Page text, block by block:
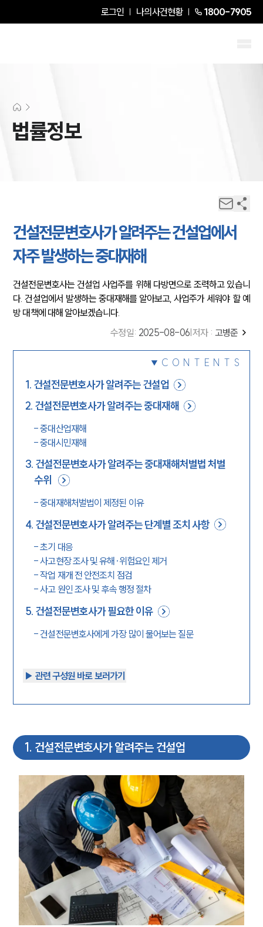
로그인 나의사건현황 1800-7905
법률정보
건설전문변호사가 알려주는 건설업에서
자주 발생하는 중대재해
건설전문변호사는 건설업 사업주를 위해 다방면으로 조력하고 있습니
다. 건설업에서 발생하는 중대재해를 알아보고, 사업주가 세워야 할 예
방 대책에 대해 알아보겠습니다.
수정일: 2025-08-06 저자 : 고병준
CONTENTS
1. 건설전문변호사가 알려주는 건설업
2. 건설전문변호사가 알려주는 중대재해
-중대산업재해
-중대시민재해
3. 건설전문변호사가 알려주는 중대재해처벌법 처벌
수위
-중대재해처벌법이 제정된 이유
4. 건설전문변호사가 알려주는 단계별 조치 사항
-초기 대응
-사고현장 조사 및 유해·위험요인 제거
-작업 재개 전 안전조치 점검
-사고 원인 조사 및 후속 행정 절차
5. 건설전문변호사가 필요한 이유
-건설전문변호사에게 가장 많이 물어보는 질문
▶︎ 관련 구성원 바로 보러가기
1. 건설전문변호사가 알려주는 건설업